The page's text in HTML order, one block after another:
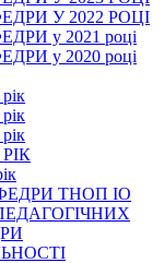
У 2022 РОЦІ
у 2021 році
у 2020 році
ТНОП ІО